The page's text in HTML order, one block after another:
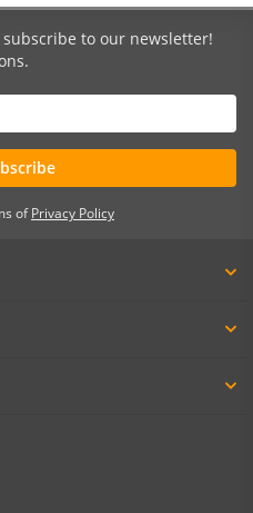
to our newsletter!
ofPrivacy Policy